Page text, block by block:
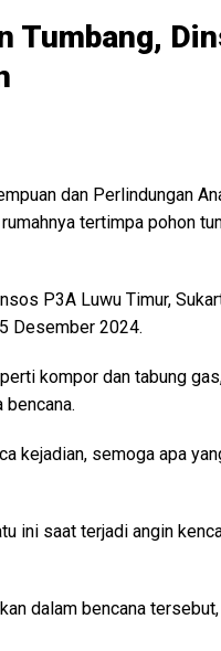
Tumbang,
dan Perlindungan
tertimpa pohon
P3A Luwu Timur,
Desember 2024.
kompor dan tabung
kejadian, semoga apa
ini saat terjadi angin
dalam bencana